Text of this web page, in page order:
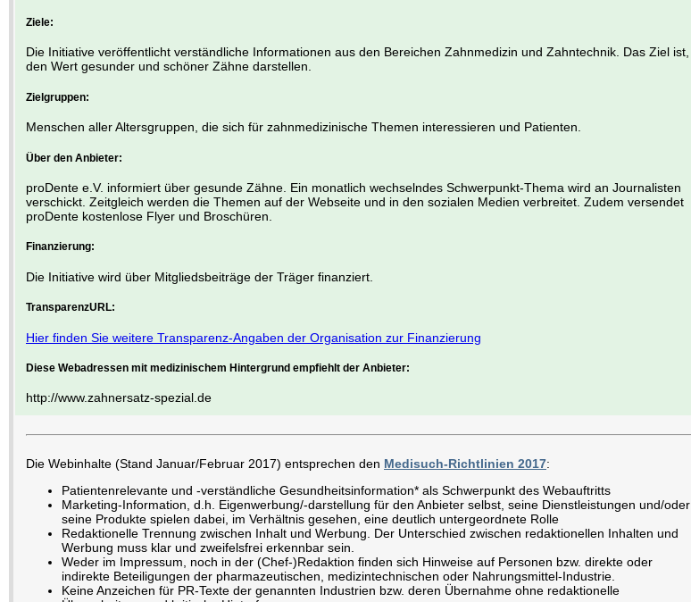
Ziele:
Die Initiative veröffentlicht verständliche Informationen aus den Bereichen Zahnmedizin und Zahntechnik. Das Ziel ist,
den Wert gesunder und schöner Zähne darstellen.
Zielgruppen:
Menschen aller Altersgruppen, die sich für zahnmedizinische Themen interessieren und Patienten.
Über den Anbieter:
proDente e.V. informiert über gesunde Zähne. Ein monatlich wechselndes Schwerpunkt-Thema wird an Journalisten
verschickt. Zeitgleich werden die Themen auf der Webseite und in den sozialen Medien verbreitet. Zudem versendet
proDente kostenlose Flyer und Broschüren.
Finanzierung:
Die Initiative wird über Mitgliedsbeiträge der Träger finanziert.
TransparenzURL:
Hier finden Sie weitere Transparenz-Angaben der Organisation zur Finanzierung
Diese Webadressen mit medizinischem Hintergrund empfiehlt der Anbieter:
http://www.zahnersatz-spezial.de
Die Webinhalte (Stand Januar/Februar 2017) entsprechen den Medisuch-Richtlinien 2017:
Patientenrelevante und -verständliche Gesundheitsinformation* als Schwerpunkt des Webauftritts
Marketing-Information, d.h. Eigenwerbung/-darstellung für den Anbieter selbst, seine Dienstleistungen und/oder
seine Produkte spielen dabei, im Verhältnis gesehen, eine deutlich untergeordnete Rolle
Redaktionelle Trennung zwischen Inhalt und Werbung. Der Unterschied zwischen redaktionellen Inhalten und
Werbung muss klar und zweifelsfrei erkennbar sein.
Weder im Impressum, noch in der (Chef-)Redaktion finden sich Hinweise auf Personen bzw. direkte oder
indirekte Beteiligungen der pharmazeutischen, medizintechnischen oder Nahrungsmittel-Industrie.
Keine Anzeichen für PR-Texte der genannten Industrien bzw. deren Übernahme ohne redaktionelle